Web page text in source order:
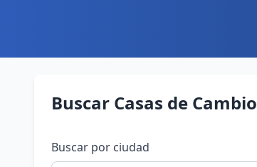
Buscar Casas de Cambio
Buscar por ciudad